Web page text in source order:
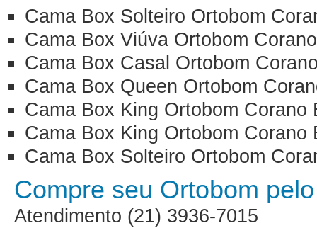
Cama Box Solteiro Ortobom
Cama Box Viúva Ortobom
Cama Box Casal Ortobom
Cama Box Queen Ortobom
Cama Box King Ortobom Corano
Cama Box King Ortobom Corano
Cama Box Solteiro Ortobom
Compre seu Ortobom
Atendimento (21) 3936-7015